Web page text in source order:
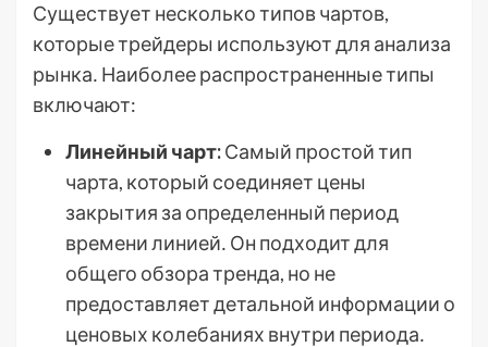
Существует несколько типов чартов,
которые трейдеры используют для анализа
рынка․ Наиболее распространенные типы
включают:
Линейный чарт:Самый простой тип
чарта, который соединяет цены
закрытия за определенный период
времени линией․ Он подходит для
общего обзора тренда, но не
предоставляет детальной информации о
ценовых колебаниях внутри периода․